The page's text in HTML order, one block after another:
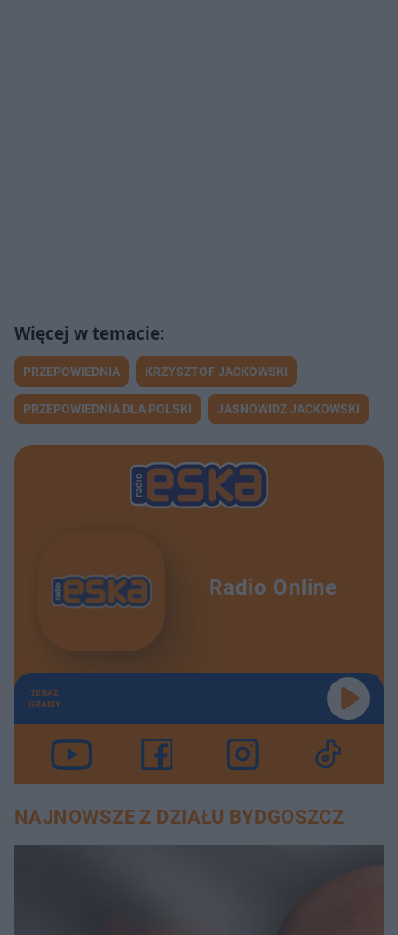
PRZEPOWIEDNIA KRZYSZTOF JACKOWSKI
PRZEPOWIEDNIA DLA POLSKI JASNOWIDZ JACKOWSKI
Radio Online
TERAZ
GRAMY
NAJNOWSZE Z DZIAŁU BYDGOSZCZ